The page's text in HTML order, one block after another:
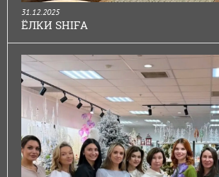
31.12.2025
ЁЛКИ SHIFA